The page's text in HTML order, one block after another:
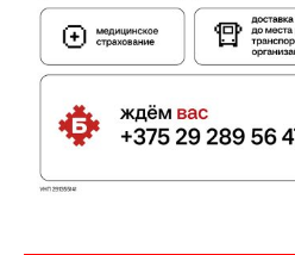
Правила использования материалов
Электронные обращения